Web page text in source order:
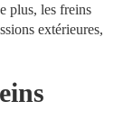
plus, les freins
extérieures,